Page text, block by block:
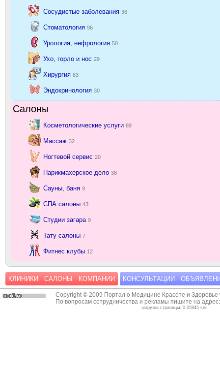
Сосудистые заболевания 36
Стоматология 96
Урология, нефрология 50
Ухо, горло и нос 29
Хирургия 83
Эндокринология 30
Салоны
Косметологические услуги 89
Массаж 32
Ногтевой сервис 20
Парикмахерское дело 38
Сауны, баня 9
СПА салоны 43
Студии загара 9
Тату салоны 7
Фитнес клубы 12
КЛИНИКИ САЛОНЫ КОМПАНИИ КОНСУЛЬТАЦИИ
Copyright © 2009 Портал о Медицине Красоте и Здоровье
По вопросам сотрудничества и рекламы пишите на
загрузка страницы: 0.05845 sec